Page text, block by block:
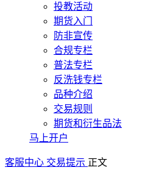
投教活动
期货入门
防非宣传
合规专栏
普法专栏
反洗钱专栏
品种介绍
交易规则
期货和衍生品法
马上开户
客服中心 交易提示 正文